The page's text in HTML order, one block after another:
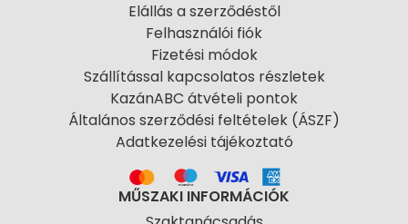
Elállás a szerződéstől
Felhasználói fiók
Fizetési módok
Szállítással kapcsolatos részletek
KazánABC átvételi pontok
Általános szerződési feltételek (ÁSZF)
Adatkezelési tájékoztató
MŰSZAKI INFORMÁCIÓK